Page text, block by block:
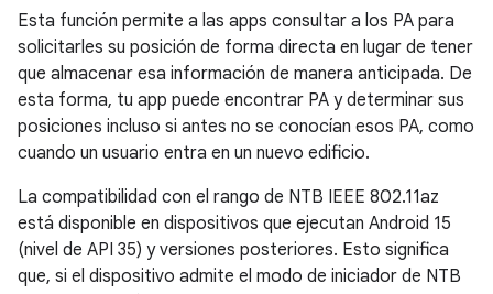
Esta función permite a las apps consultar a los PA para
solicitarles su posición de forma directa en lugar de tener
que almacenar esa información de manera anticipada. De
esta forma, tu app puede encontrar PA y determinar sus
posiciones incluso si antes no se conocían esos PA, como
cuando un usuario entra en un nuevo edificio.
La compatibilidad con el rango de NTB IEEE 802.11az
está disponible en dispositivos que ejecutan Android 15
(nivel de API 35) y versiones posteriores. Esto significa
que, si el dispositivo admite el modo de iniciador de NTB